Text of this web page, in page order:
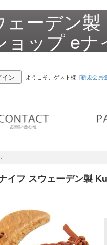
ーデン製
ョップ eナ
イン ようこそ、ゲスト様 [新規会員
イフ スウェーデン製